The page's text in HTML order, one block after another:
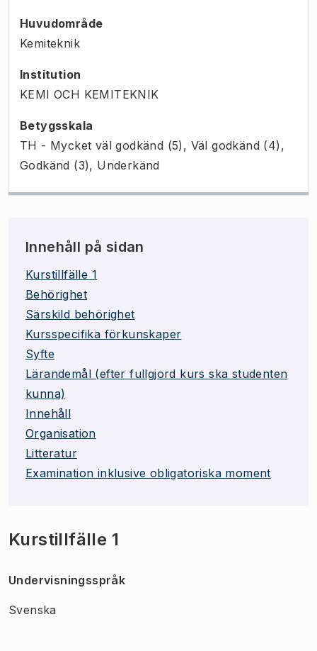
Huvudområde
Kemiteknik
Institution
KEMI OCH KEMITEKNIK
Betygsskala
TH - Mycket väl godkänd (5), Väl godkänd (4),
Godkänd (3), Underkänd
Innehåll på sidan
Kurstillfälle 1
Behörighet
Särskild behörighet
Kursspecifika förkunskaper
Syfte
Lärandemål (efter fullgjord kurs ska studenten
kunna)
Innehåll
Organisation
Litteratur
Examination inklusive obligatoriska moment
Kurstillfälle 1
Undervisningsspråk
Svenska